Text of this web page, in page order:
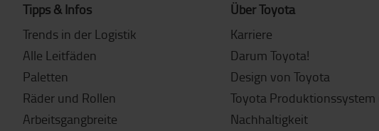
Tipps & Infos
Trends in der Logistik
Alle Leitfäden
Paletten
Räder und Rollen
Arbeitsgangbreite
Über Toyota
Karriere
Darum Toyota!
Design von Toyota
Toyota Produktionssystem
Nachhaltigkeit